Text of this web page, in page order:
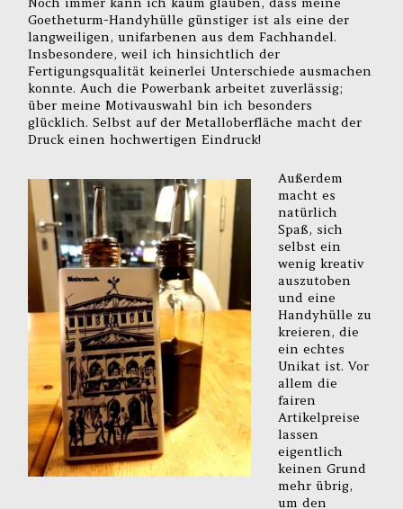
Goetheturm-Handyhülle günstiger ist als eine der
langweiligen, unifarbenen aus dem Fachhandel.
Insbesondere, weil ich hinsichtlich der
Fertigungsqualität keinerlei Unterschiede ausmachen
konnte. Auch die Powerbank arbeitet zuverlässig;
über meine Motivauswahl bin ich besonders
glücklich. Selbst auf der Metalloberfläche macht der
Druck einen hochwertigen Eindruck!
Außerdem
macht es
natürlich
Spaß, sich
selbst ein
wenig kreativ
auszutoben
und eine
Handyhülle zu
kreieren, die
ein echtes
Unikat ist. Vor
allem die
fairen
Artikelpreise
lassen
eigentlich
keinen Grund
mehr übrig,
um den